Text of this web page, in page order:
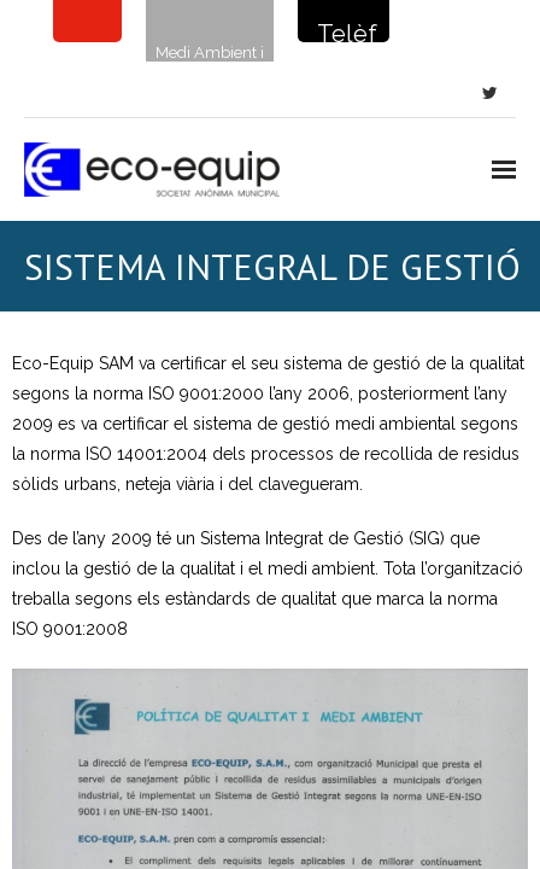
Medi Ambient i
Telèf
la
720
Neteja viària
- Neteja de carrers i places
- Neteja a alta pressió
- Festes i activitats a l’aire lliure
Residus Municipals
- Recollida selectiva
- - Fraccions de residus
SISTEMA INTEGRAL DE GESTIÓ
Eco-Equip SAM va certificar el seu sistema de gestió de la qualitat
segons la norma ISO 9001:2000 l’any 2006, posteriorment l’any
2009 es va certificar el sistema de gestió medi ambiental segons
la norma ISO 14001:2004 dels processos de recollida de residus
sòlids urbans, neteja viària i del clavegueram.
Des de l’any 2009 té un Sistema Integrat de Gestió (SIG) que
inclou la gestió de la qualitat i el medi ambient. Tota l’organització
treballa segons els estàndards de qualitat que marca la norma
ISO 9001:2008